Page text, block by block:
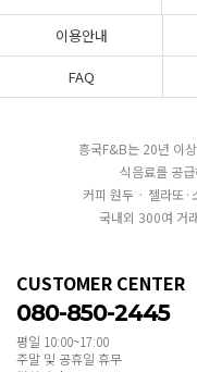
이용안내
FAQ
흥국F&B는 20년 이
식음료를 공
커피 원두 · 젤라또·
국내외 300여 거
CUSTOMER CENTER
080-850-2445
평일 10:00~17:00
주말 및 공휴일 휴무